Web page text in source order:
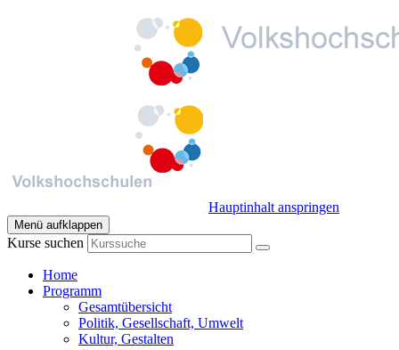
Hauptinhalt anspringen
Menü aufklappen
Kurse suchen
Home
Programm
Gesamtübersicht
Politik, Gesellschaft, Umwelt
Kultur, Gestalten